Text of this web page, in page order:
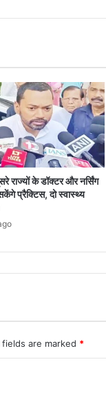
राज्यों के डॉक्टर और नर्सिंग
प्रैक्टिस, दो स्वास्थ्य
fields are marked *